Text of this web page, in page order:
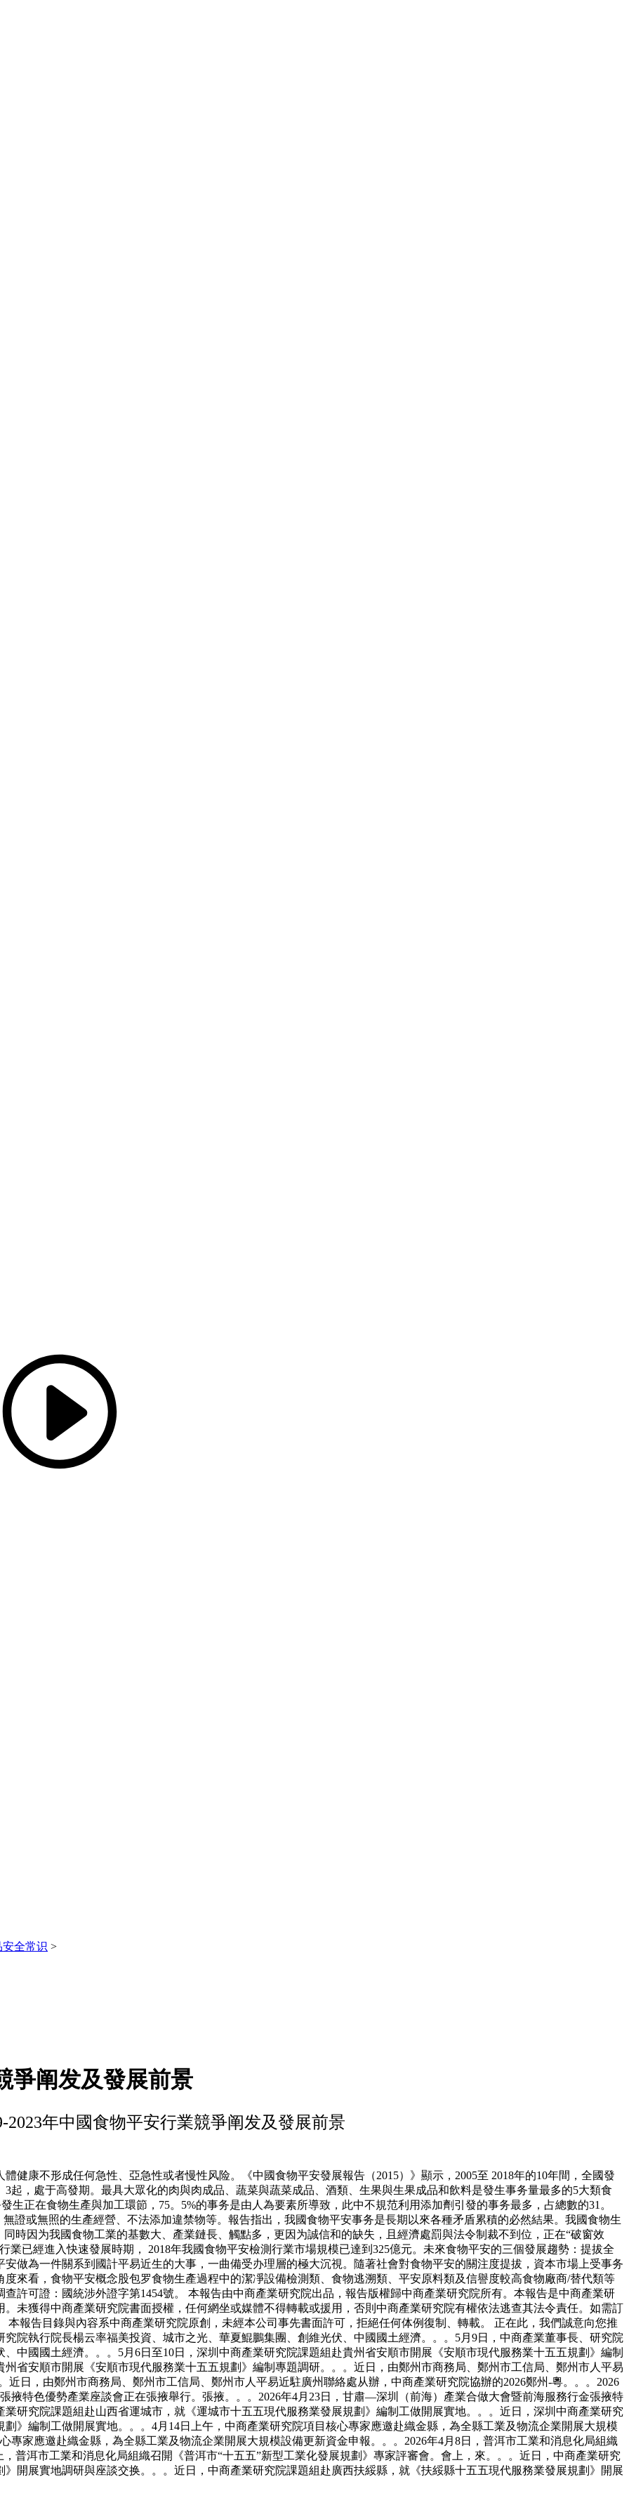
安全常识 >
爭阐发及發展前景
2023年中國食物平安行業競爭阐发及發展前景
康不形成任何急性、亞急性或者慢性风险。《中國食物平安發展報告（2015）》顯示，2005至 2018年的10年間，全國發
起，處于高發期。最具大眾化的肉與肉成品、蔬菜與蔬菜成品、酒類、生果與生果成品和飲料是發生事务量最多的5大類食
生正在食物生產與加工環節，75。5%的事务是由人為要素所導致，此中不規范利用添加劑引發的事务最多，占總數的31。
證或無照的生產經營、不法添加違禁物等。報告指出，我國食物平安事务是長期以來各種矛盾累積的必然結果。我國食物生
時因为我國食物工業的基數大、產業鏈長、觸點多，更因为誠信和的缺失，且經濟處罰與法令制裁不到位，正在“破窗效
已經進入快速發展時期， 2018年我國食物平安檢測行業市場規模已達到325億元。未來食物平安的三個發展趨勢：提拔全
做為一件關系到國計平易近生的大事，一曲備受办理層的極大沉視。隨著社會對食物平安的關注度提拔，資本市場上受事务
來看，食物平安概念股包罗食物生產過程中的潔凈設備檢測類、食物逃溯類、平安原料類及信譽度較高食物廠商/替代類等
許可證：國統涉外證字第1454號。 本報告由中商產業研究院出品，報告版權歸中商產業研究院所有。本報告是中商產業研
未獲得中商產業研究院書面授權，任何網坐或媒體不得轉載或援用，否則中商產業研究院有權依法逃查其法令責任。如需訂
報告目錄與內容系中商產業研究院原創，未經本公司事先書面許可，拒絕任何体例復制、轉載。 正在此，我們誠意向您推
院執行院長楊云率福美投資、城市之光、華夏鯤鵬集團、創維光伏、中國國土經濟。。。5月9日，中商產業董事長、研究院
中國國土經濟。。。5月6日至10日，深圳中商產業研究院課題組赴貴州省安順市開展《安順市現代服務業十五五規劃》編制
省安順市開展《安順市現代服務業十五五規劃》編制專題調研。。。近日，由鄭州市商務局、鄭州市工信局、鄭州市人平易
日，由鄭州市商務局、鄭州市工信局、鄭州市人平易近駐廣州聯絡處从辦，中商產業研究院協辦的2026鄭州-粵。。。2026
特色優勢產業座談會正在張掖舉行。張掖。。。2026年4月23日，甘肅—深圳（前海）產業合做大會暨前海服務行金張掖特
研究院課題組赴山西省運城市，就《運城市十五五現代服務業發展規劃》編制工做開展實地。。。近日，深圳中商產業研究
》編制工做開展實地。。。4月14日上午，中商產業研究院項目核心專家應邀赴織金縣，為全縣工業及物流企業開展大規模
專家應邀赴織金縣，為全縣工業及物流企業開展大規模設備更新資金申報。。。2026年4月8日，普洱市工業和消息化局組織
普洱市工業和消息化局組織召開《普洱市“十五五”新型工業化發展規劃》專家評審會。會上，來。。。近日，中商產業研究
開展實地調研與座談交换。。。近日，中商產業研究院課題組赴廣西扶綏縣，就《扶綏縣十五五現代服務業發展規劃》開展